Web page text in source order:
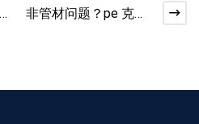
非管材问题？pe 克拉